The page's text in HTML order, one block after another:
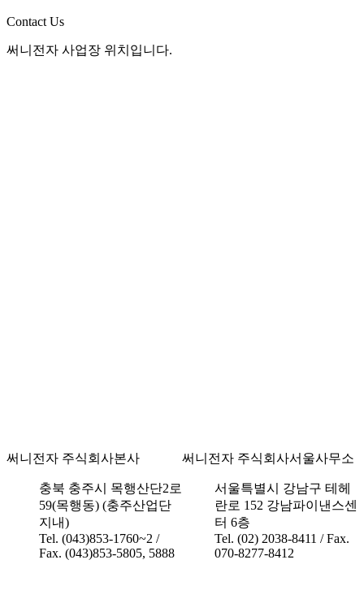
Contact Us
써니전자 사업장 위치입니다.
써니전자 주식회사본사
충북 충주시 목행산단2로
59(목행동) (충주산업단
지내)
Tel. (043)853-1760~2 /
Fax. (043)853-5805, 5888
써니전자 주식회사서울사무소
서울특별시 강남구 테헤
란로 152 강남파이낸스센
터 6층
Tel. (02) 2038-8411 / Fax.
070-8277-8412